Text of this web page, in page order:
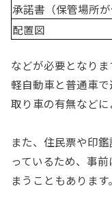
承諾書（保管場所が
配置図
などが必要となりま
軽自動車と普通車
取り車の有無などに
また、住民票や印
っているため、事
まうこともあります。